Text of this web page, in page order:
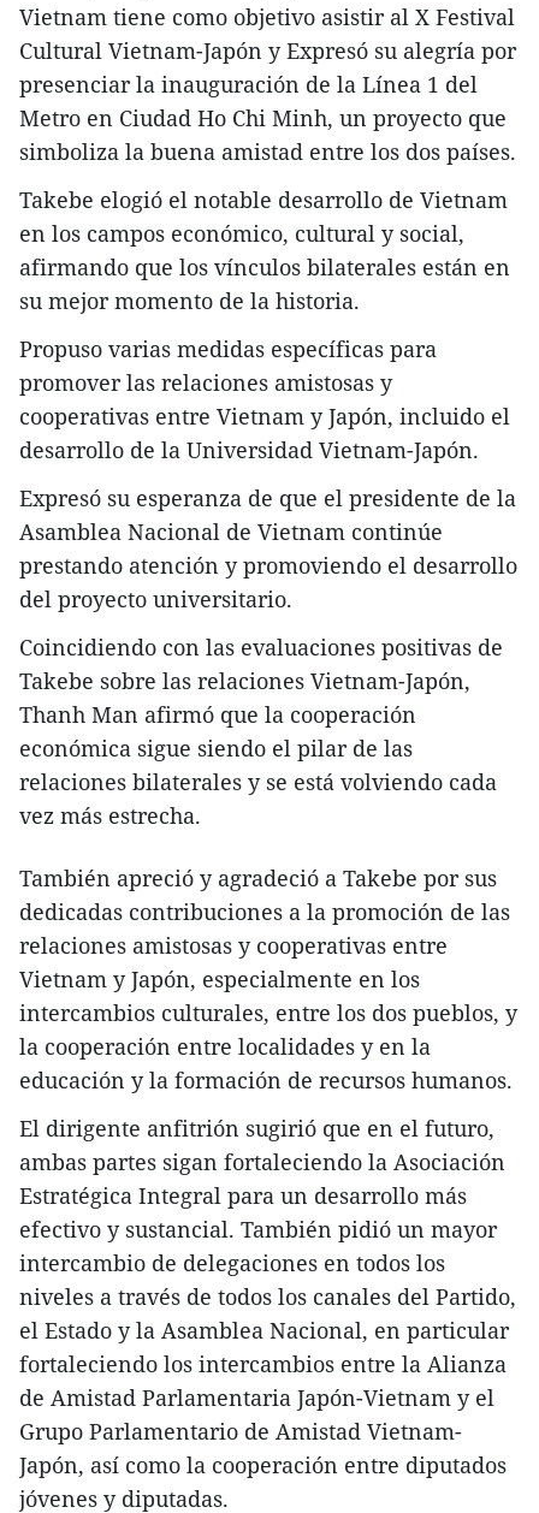
Vietnam tiene como objetivo asistir al X Festival
Cultural Vietnam-Japón y Expresó su alegría por
presenciar la inauguración de la Línea 1 del
Metro en Ciudad Ho Chi Minh, un proyecto que
simboliza la buena amistad entre los dos países.
Takebe elogió el notable desarrollo de Vietnam
en los campos económico, cultural y social,
afirmando que los vínculos bilaterales están en
su mejor momento de la historia.
Propuso varias medidas específicas para
promover las relaciones amistosas y
cooperativas entre Vietnam y Japón, incluido el
desarrollo de la Universidad Vietnam-Japón.
Expresó su esperanza de que el presidente de la
Asamblea Nacional de Vietnam continúe
prestando atención y promoviendo el desarrollo
del proyecto universitario.
Coincidiendo con las evaluaciones positivas de
Takebe sobre las relaciones Vietnam-Japón,
Thanh Man afirmó que la cooperación
económica sigue siendo el pilar de las
relaciones bilaterales y se está volviendo cada
vez más estrecha.
También apreció y agradeció a Takebe por sus
dedicadas contribuciones a la promoción de las
relaciones amistosas y cooperativas entre
Vietnam y Japón, especialmente en los
intercambios culturales, entre los dos pueblos, y
la cooperación entre localidades y en la
educación y la formación de recursos humanos.
El dirigente anfitrión sugirió que en el futuro,
ambas partes sigan fortaleciendo la Asociación
Estratégica Integral para un desarrollo más
efectivo y sustancial. También pidió un mayor
intercambio de delegaciones en todos los
niveles a través de todos los canales del Partido,
el Estado y la Asamblea Nacional, en particular
fortaleciendo los intercambios entre la Alianza
de Amistad Parlamentaria Japón-Vietnam y el
Grupo Parlamentario de Amistad Vietnam-
Japón, así como la cooperación entre diputados
jóvenes y diputadas.